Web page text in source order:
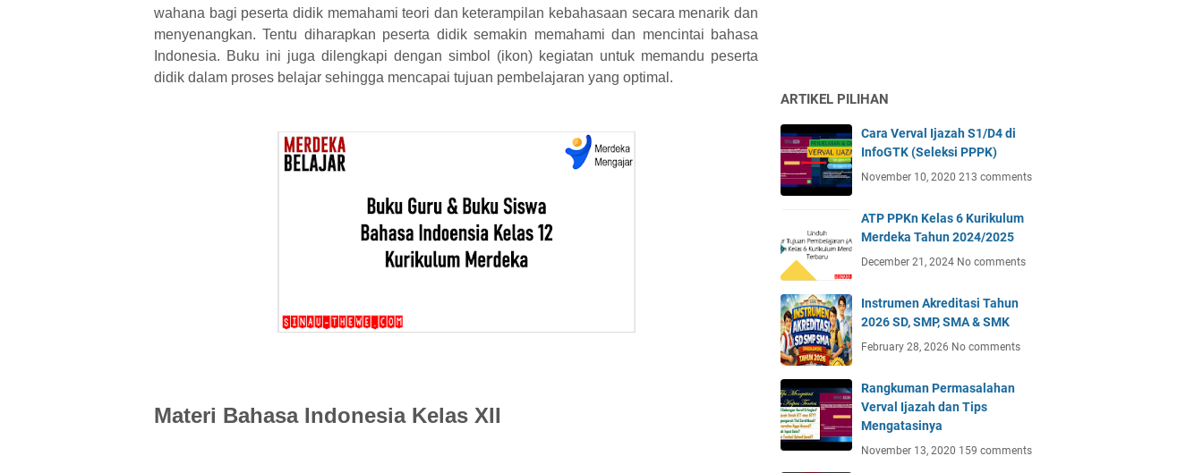
wahana bagi peserta didik memahami teori dan keterampilan kebahasaan secara menarik dan
menyenangkan. Tentu diharapkan peserta didik semakin memahami dan mencintai bahasa
Indonesia. Buku ini juga dilengkapi dengan simbol (ikon) kegiatan untuk memandu peserta
didik dalam proses belajar sehingga mencapai tujuan pembelajaran yang optimal.
Materi Bahasa Indonesia Kelas XII
ARTIKEL PILIHAN
Cara Verval Ijazah S1/D4 di
InfoGTK (Seleksi PPPK)
November 10, 2020 213 comments
ATP PPKn Kelas 6 Kurikulum
Merdeka Tahun 2024/2025
December 21, 2024 No comments
Instrumen Akreditasi Tahun
2026 SD, SMP, SMA & SMK
February 28, 2026 No comments
Rangkuman Permasalahan
Verval Ijazah dan Tips
Mengatasinya
November 13, 2020 159 comments